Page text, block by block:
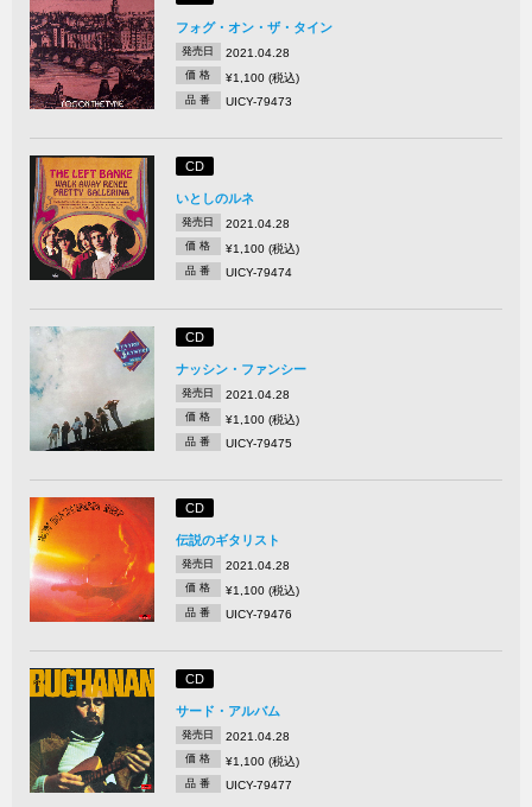
フォグ・オン・ザ・タイン
発売日 2021.04.28
価 格 ¥1,100 (税込)
品 番 UICY-79473
CD
いとしのルネ
発売日 2021.04.28
価 格 ¥1,100 (税込)
品 番 UICY-79474
CD
ナッシン・ファンシー
発売日 2021.04.28
価 格 ¥1,100 (税込)
品 番 UICY-79475
CD
伝説のギタリスト
発売日 2021.04.28
価 格 ¥1,100 (税込)
品 番 UICY-79476
CD
サード・アルバム
発売日 2021.04.28
価 格 ¥1,100 (税込)
品 番 UICY-79477